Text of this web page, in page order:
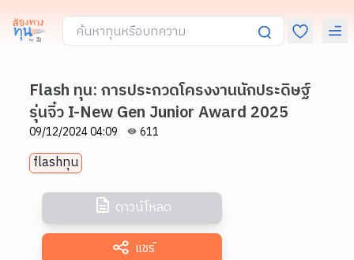
Flash ทุน: การประกวดโครงงานนักประดิษฐ์
รุ่นจิ๋ว I-New Gen Junior Award 2025
09/12/2024 04:09 611
flashทุน
ดาวน์โหลด
แชร์